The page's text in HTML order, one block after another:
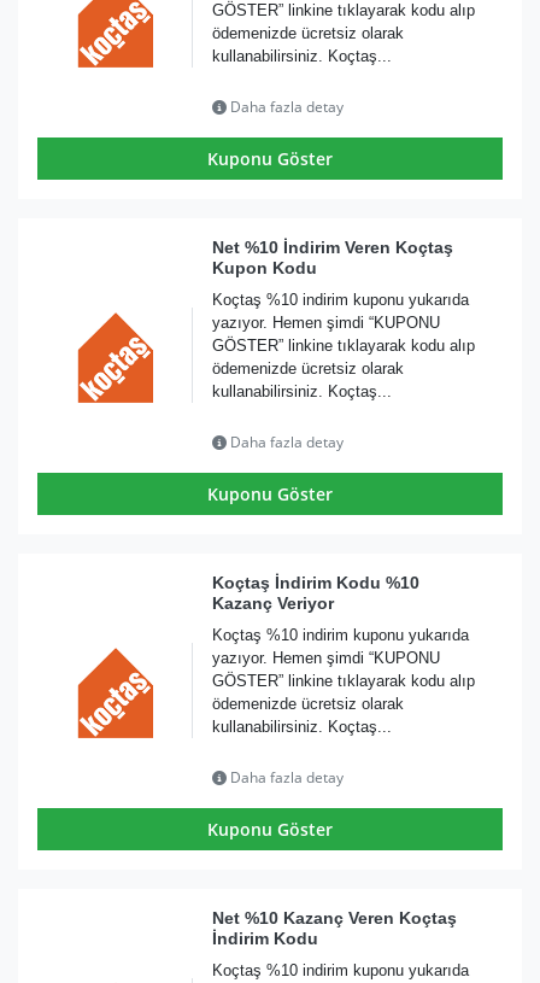
GÖSTER” linkine tıklayarak kodu alıp
ödemenizde ücretsiz olarak
kullanabilirsiniz. Koçtaş...
Daha fazla detay
Kuponu Göster
Net %10 İndirim Veren Koçtaş
Kupon Kodu
Koçtaş %10 indirim kuponu yukarıda
yazıyor. Hemen şimdi “KUPONU
GÖSTER” linkine tıklayarak kodu alıp
ödemenizde ücretsiz olarak
kullanabilirsiniz. Koçtaş...
Daha fazla detay
Kuponu Göster
Koçtaş İndirim Kodu %10
Kazanç Veriyor
Koçtaş %10 indirim kuponu yukarıda
yazıyor. Hemen şimdi “KUPONU
GÖSTER” linkine tıklayarak kodu alıp
ödemenizde ücretsiz olarak
kullanabilirsiniz. Koçtaş...
Daha fazla detay
Kuponu Göster
Net %10 Kazanç Veren Koçtaş
İndirim Kodu
Koçtaş %10 indirim kuponu yukarıda